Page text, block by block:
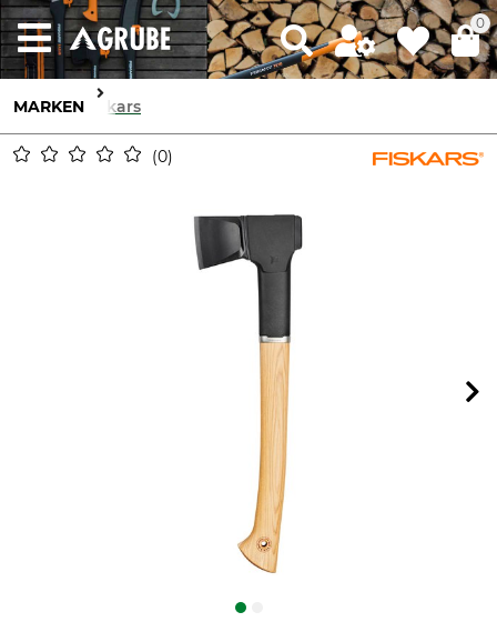
0
MARKEN Fiskars
0